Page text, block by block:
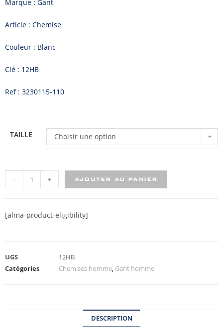
Marque : Gant
Article : Chemise
Couleur : Blanc
Clé : 12HB
Ref : 3230115-110
TAILLE Choisir une option
- + AJOUTER AU PANIER
[alma-product-eligibility]
UGS
12HB
Catégories
Chemises homme, Gant homme
DESCRIPTION